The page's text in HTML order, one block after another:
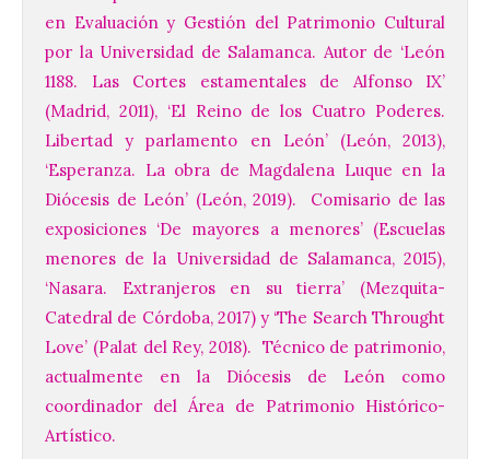
en Evaluación y Gestión del Patrimonio Cultural
por la Universidad de Salamanca. Autor de ‘León
1188. Las Cortes estamentales de Alfonso IX’
(Madrid, 2011), ‘El Reino de los Cuatro Poderes.
Libertad y parlamento en León’ (León, 2013),
‘Esperanza. La obra de Magdalena Luque en la
Diócesis de León’ (León, 2019). Comisario de las
exposiciones ‘De mayores a menores’ (Escuelas
menores de la Universidad de Salamanca, 2015),
‘Nasara. Extranjeros en su tierra’ (Mezquita-
Catedral de Córdoba, 2017) y ‘The Search Throught
Love’ (Palat del Rey, 2018). Técnico de patrimonio,
actualmente en la Diócesis de León como
coordinador del Área de Patrimonio Histórico-
Artístico.